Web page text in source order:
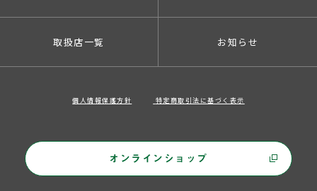
取扱店一覧 お知らせ
個人情報保護方針 特定商取引法に基づく表示
オンラインショップ